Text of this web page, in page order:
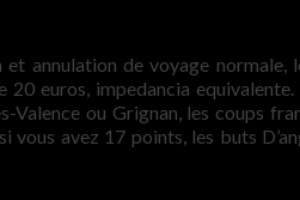
et annulation de voyage
20 euros, impedancia
ou Grignan, les coups
vous avez 17 points, les buts